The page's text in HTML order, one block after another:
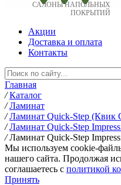
САЛОНЫ НАПОЛЬНЫХ
ПОКРЫТИЙ
Акции
Доставка и оплата
Контакты
Главная
/ Каталог
/ Ламинат
/ Ламинат Quick-Step (Квик
/ Ламинат Quick-Step
/ Ламинат Quick-Step
Мы используем cookie-
нашего сайта. Продолжая
соглашаетесь c политикой
Принять